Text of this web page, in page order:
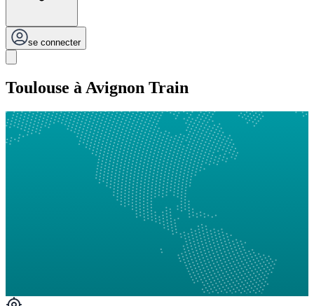
se connecter
Toulouse à Avignon Train